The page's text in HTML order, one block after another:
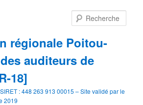
régionale Poitou-
auditeurs de
18]
: 448 263 913 00015 – Site validé par le
2019